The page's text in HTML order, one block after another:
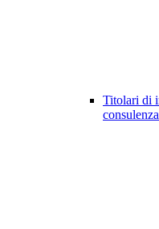
Titolari di
consulenza